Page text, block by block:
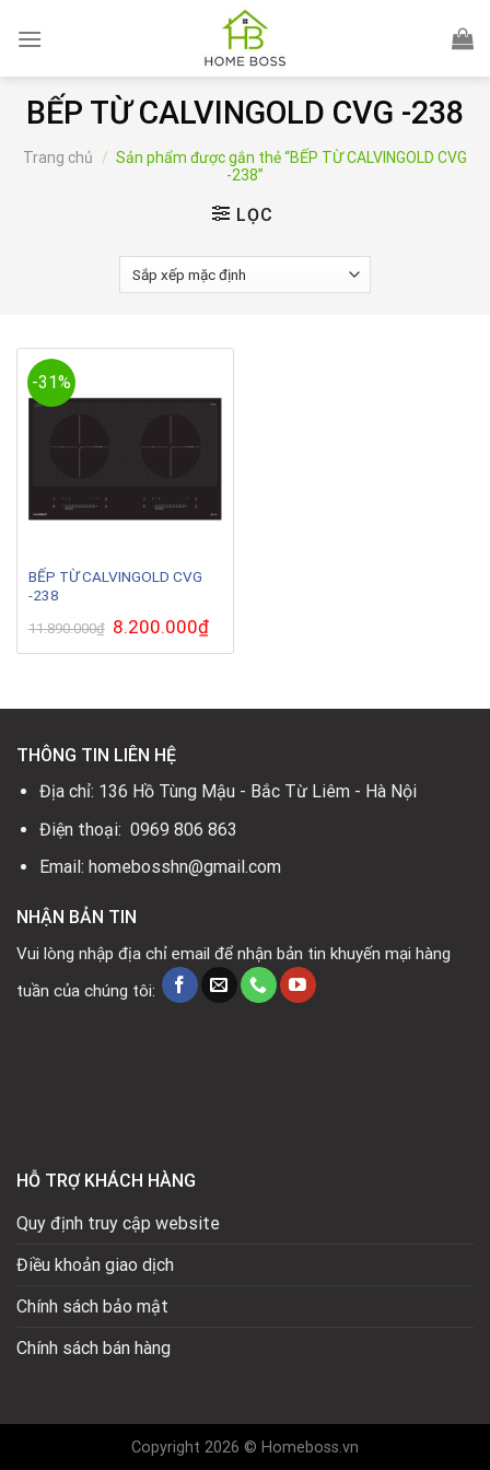
BẾP TỪ CALVINGOLD CVG -238
Trang chủ / Sản phẩm được gắn thẻ “BẾP TỪ CALVINGOLD CVG
-238”
LỌC
-31%
BẾP TỪ CALVINGOLD CVG
-238
11.890.000₫ Giá
gốc
là:
8.200.000₫Giá
hiện
tại
THÔNG TIN LIÊN HỆ
Địa chỉ: 136 Hồ Tùng Mậu - Bắc Từ Liêm - Hà Nội
Điện thoại: 0969 806 863
Email: homebosshn@gmail.com
NHẬN BẢN TIN
Vui lòng nhập địa chỉ email để nhận bản tin khuyến mại hàng
tuần của chúng tôi:
HỖ TRỢ KHÁCH HÀNG
Quy định truy cập website
Điều khoản giao dịch
Chính sách bảo mật
Chính sách bán hàng
Copyright 2026 © Homeboss.vn